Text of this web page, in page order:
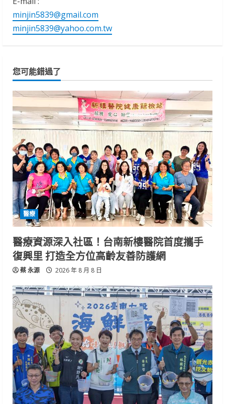
minjin5839@gmail.com
minjin5839@yahoo.com.tw
您可能錯過了
醫療
醫療資源深入社區！台南新樓醫院首度攜手
復興里 打造全方位高齡友善防護網
蔡 永源 2026 年 8 月 8 日